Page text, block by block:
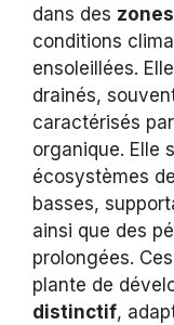
dans des
conditions
ensoleillées.
drainés,
caractérisés
organique. Elle
écosystèmes
basses,
ainsi que des
prolongées.
plante de
distinctif,